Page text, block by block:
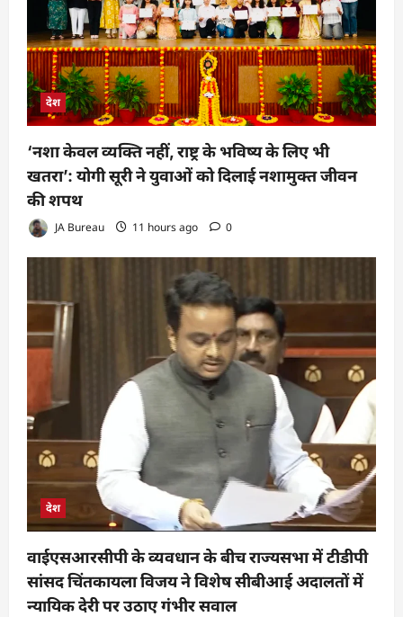
देश
‘नशा केवल व्यक्ति नहीं, राष्ट्र के भविष्य के लिए भी
खतरा’: योगी सूरी ने युवाओं को दिलाई नशामुक्त जीवन
की शपथ
JA Bureau 11 hours ago 0
देश
वाईएसआरसीपी के व्यवधान के बीच राज्यसभा में टीडीपी
सांसद चिंतकायला विजय ने विशेष सीबीआई अदालतों में
न्यायिक देरी पर उठाए गंभीर सवाल